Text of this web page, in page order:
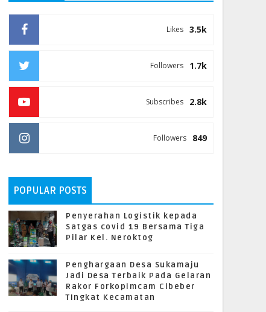
3.5k
Likes
1.7k
Followers
2.8k
Subscribes
849
Followers
POPULAR POSTS
Penyerahan Logistik kepada
Satgas covid 19 Bersama Tiga
Pilar Kel. Neroktog
Penghargaan Desa Sukamaju
Jadi Desa Terbaik Pada Gelaran
Rakor Forkopimcam Cibeber
Tingkat Kecamatan